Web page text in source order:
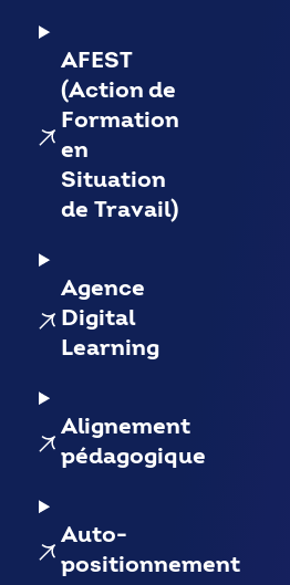
AFEST
(Action de
Formation
en
Situation
de Travail)
Agence
Digital
Learning
Alignement
pédagogique
Auto-
positionnement